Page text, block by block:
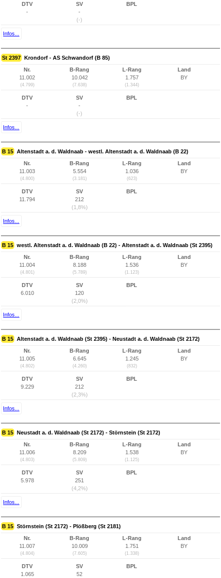
DTV
-
SV
-
(-)
BPL
Infos...
St 2397 Krondorf - AS Schwandorf (B 85)
Nr.
11.002
(4.799)
B-Rang
10.042
(7.638)
L-Rang
1.757
(1.344)
Land
BY
DTV
-
SV
-
(-)
BPL
Infos...
B 15 Altenstadt a. d. Waldnaab - westl. Altenstadt a. d. Waldnaab (B 22)
Nr.
11.003
(4.800)
B-Rang
5.554
(3.181)
L-Rang
1.036
(623)
Land
BY
DTV
11.794
SV
212
(1,8%)
BPL
Infos...
B 15 westl. Altenstadt a. d. Waldnaab (B 22) - Altenstadt a. d. Waldnaab (St 2395)
Nr.
11.004
(4.801)
B-Rang
8.188
(5.789)
L-Rang
1.536
(1.123)
Land
BY
DTV
6.010
SV
120
(2,0%)
BPL
Infos...
B 15 Altenstadt a. d. Waldnaab (St 2395) - Neustadt a. d. Waldnaab (St 2172)
Nr.
11.005
(4.802)
B-Rang
6.645
(4.260)
L-Rang
1.245
(832)
Land
BY
DTV
9.229
SV
212
(2,3%)
BPL
Infos...
B 15 Neustadt a. d. Waldnaab (St 2172) - Störnstein (St 2172)
Nr.
11.006
(4.803)
B-Rang
8.209
(5.809)
L-Rang
1.538
(1.125)
Land
BY
DTV
5.978
SV
251
(4,2%)
BPL
Infos...
B 15 Störnstein (St 2172) - Plößberg (St 2181)
Nr.
11.007
(4.804)
B-Rang
10.009
(7.605)
L-Rang
1.751
(1.338)
Land
BY
DTV
1.065
SV
52
BPL